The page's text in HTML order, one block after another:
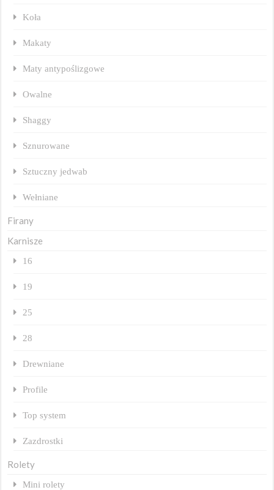
Koła
Makaty
Maty antypoślizgowe
Owalne
Shaggy
Sznurowane
Sztuczny jedwab
Wełniane
Firany
Karnisze
16
19
25
28
Drewniane
Profile
Top system
Zazdrostki
Rolety
Mini rolety